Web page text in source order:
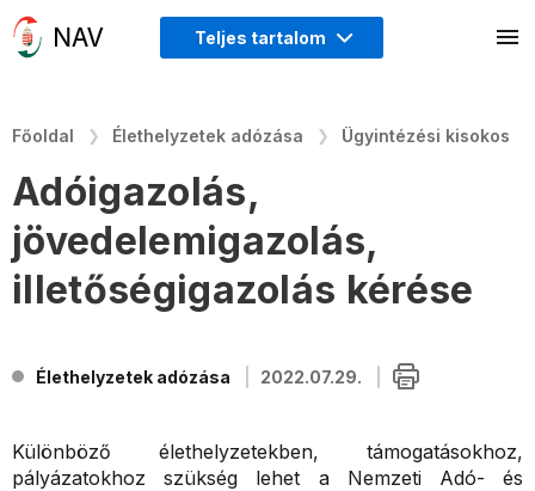
Teljes tartalom
Főoldal Élethelyzetek adózása Ügyintézési kisokos
Adóigazolás,
jövedelemigazolás,
illetőségigazolás kérése
Élethelyzetek adózása 2022.07.29.
Különböző élethelyzetekben, támogatásokhoz,
pályázatokhoz szükség lehet a Nemzeti Adó- és